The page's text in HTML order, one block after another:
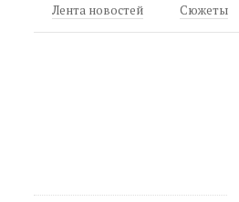
Лента новостей Сюжеты